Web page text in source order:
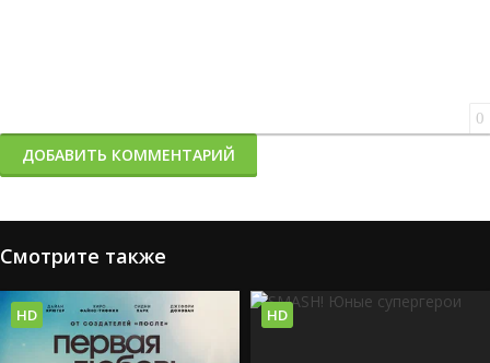
0
ДОБАВИТЬ КОММЕНТАРИЙ
Смотрите также
HD HD